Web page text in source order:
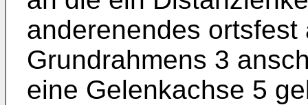
anderenendes
Grundrahmens 3
eine Gelenkachse 5